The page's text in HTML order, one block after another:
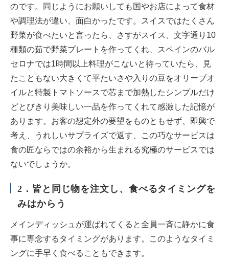
のです。同じようにお願いしても国やお店によって食材
や調理法が違い、面白かったです。スイスではたくさん
野菜が食べたいと言ったら、さすがスイス、文字通り10
種類の茹で野菜プレートを作ってくれ、スペインのバル
セロナでは1時間以上料理がこないと待っていたら、見
たこともない大きくて平たいさや入りの豆をオリーブオ
イルと特製トマトソースで芯まで加熱したシンプルだけ
どとびきり美味しい一品を作ってくれて感激した記憶が
あります。お客の想定外の要望をものともせず、即興で
考え、うれしいサプライズで返す、この巧なサービスは
食の匠ならではの余裕から生まれる究極のサービスでは
ないでしょうか。
2．皆と同じ物を注文し、食べるタイミングを
みはからう
メインディッシュが運ばれてくると全員一斉に静かに食
事に専念するタイミングがあります。このようなタイミ
ングに手早く食べることもできます。